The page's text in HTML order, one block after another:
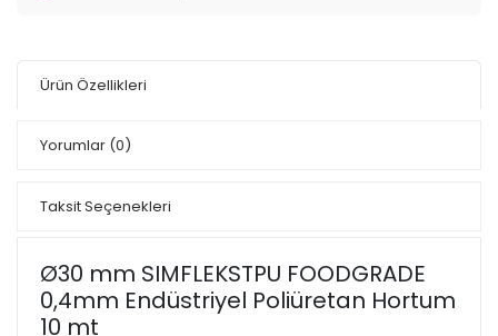
Ürün Özellikleri
Yorumlar (0)
Taksit Seçenekleri
Ø30 mm SIMFLEKSTPU FOODGRADE
0,4mm Endüstriyel Poliüretan Hortum
10 mt